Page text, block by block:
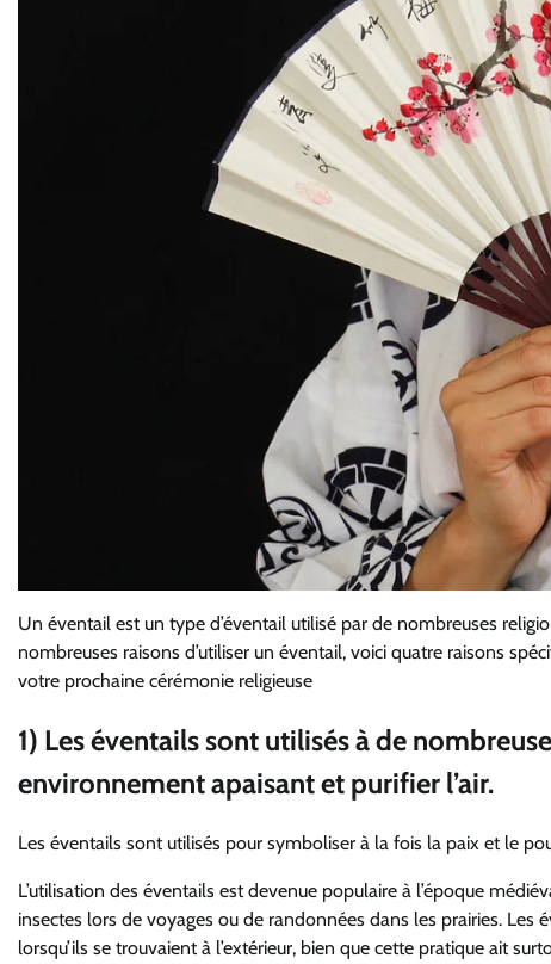
Un éventail est un type d’éventail utilisé par de nombreuses
nombreuses raisons d’utiliser un éventail, voici quatre raisons
votre prochaine cérémonie religieuse
1) Les éventails sont utilisés à de
environnement apaisant et purifier l’air.
Les éventails sont utilisés pour symboliser à la fois la paix et le
L’utilisation des éventails est devenue populaire à l’époque
insectes lors de voyages ou de randonnées dans les prairies.
lorsqu’ils se trouvaient à l’extérieur, bien que cette pratique ait